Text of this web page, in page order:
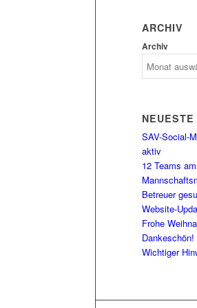
ARCHIV
Archiv
SAV-Social-
aktiv
12 Teams
Betreuer
Website-
Frohe
Dankeschön!
Wichtiger